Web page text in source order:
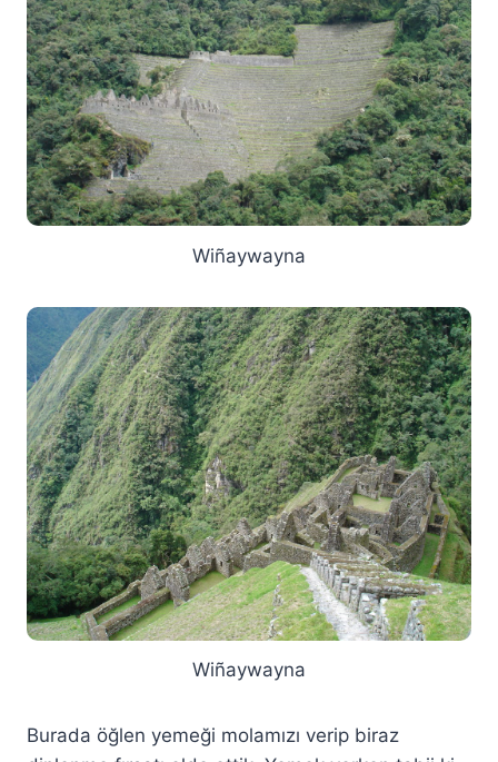
Wiñaywayna
Wiñaywayna
Burada öğlen yemeği molamızı verip biraz